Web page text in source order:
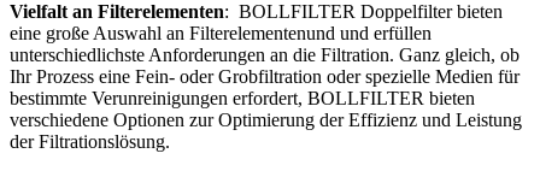
Vielfalt an Filterelementen: BOLLFILTER Doppelfilter bieten
eine große Auswahl an Filterelementenund und erfüllen
unterschiedlichste Anforderungen an die Filtration. Ganz gleich, ob
Ihr Prozess eine Fein- oder Grobfiltration oder spezielle Medien für
bestimmte Verunreinigungen erfordert, BOLLFILTER bieten
verschiedene Optionen zur Optimierung der Effizienz und Leistung
der Filtrationslösung.